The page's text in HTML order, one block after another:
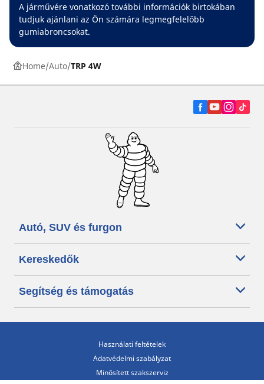
A járművére vonatkozó további információk birtokában
tudjuk ajánlani az Ön számára legmegfelelőbb
gumiabroncsokat.
Home Auto TRP 4W
Autó, SUV és furgon
Kereskedők
Segítség és támogatás
Használati feltételek
Adatvédelmi szabályzat
Minősített szakszerviz